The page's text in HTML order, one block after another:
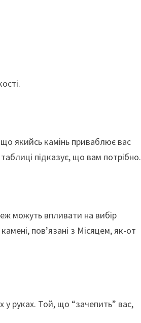
якийсь камінь приваблює вас
підказує, що вам потрібно.
можуть впливати на вибір
пов’язані з Місяцем, як-от
у руках. Той, що “зачепить” вас,